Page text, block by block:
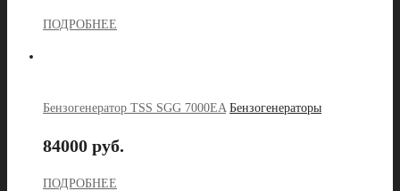
ПОДРОБНЕЕ
Бензогенератор TSS SGG 7000EA Бензогенераторы
84000 руб.
ПОДРОБНЕЕ